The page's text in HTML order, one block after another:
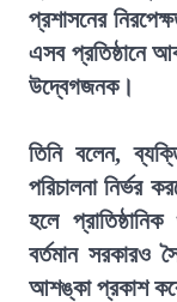
প্রশাসনের
এসব প্রতিষ্ঠানে
উদ্বেগজনক।
তিনি বলেন,
পরিচালনা নির্ভর
হলে
বর্তমান সরকারও
আশঙ্কা প্রকাশ